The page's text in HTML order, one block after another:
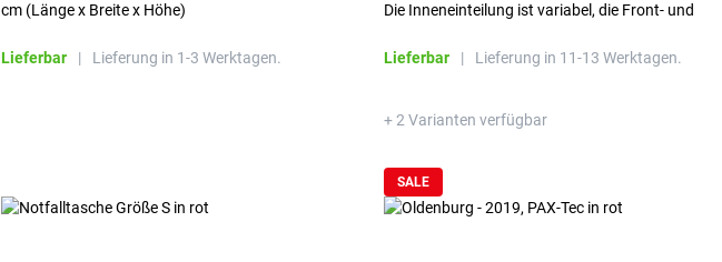
cm (Länge x Breite x Höhe)
Lieferbar | Lieferung in 1-3 Werktagen.
Die Inneneinteilung ist variabel, die Front- und
Infusion XL, Intubation XL, Ampullarium L
Lieferbar | Lieferung in 11-13 Werktagen.
+ 2 Varianten verfügbar
SALE